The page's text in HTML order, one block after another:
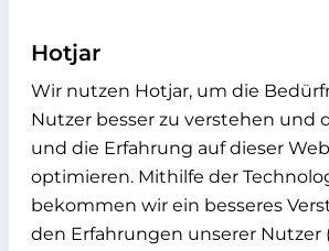
Hotjar
Wir nutzen Hotjar, um die
Nutzer besser zu verstehen und
und die Erfahrung auf dieser
optimieren. Mithilfe der
bekommen wir ein besseres
den Erfahrungen unserer Nutzer